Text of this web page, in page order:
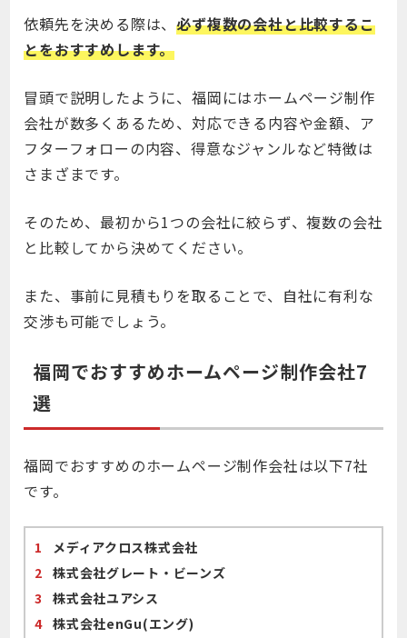
依頼先を決める際は、必ず複数の会社と比較するこ
とをおすすめします。
冒頭で説明したように、福岡にはホームページ制作
会社が数多くあるため、対応できる内容や金額、ア
フターフォローの内容、得意なジャンルなど特徴は
さまざまです。
そのため、最初から1つの会社に絞らず、複数の会社
と比較してから決めてください。
また、事前に見積もりを取ることで、自社に有利な
交渉も可能でしょう。
福岡でおすすめホームページ制作会社7
選
福岡でおすすめのホームページ制作会社は以下7社
です。
メディアクロス株式会社
株式会社グレート・ビーンズ
株式会社ユアシス
株式会社enGu(エング)